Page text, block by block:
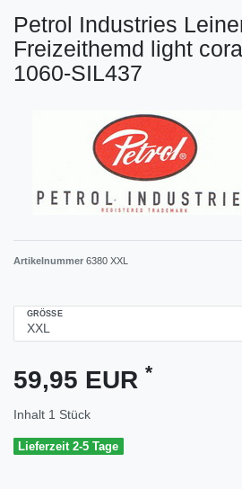
Petrol Industries
Freizeithemd light
1060-SIL437
Artikelnummer 6380 XXL
GRÖSSE
59,95 EUR *
Inhalt 1 Stück
Lieferzeit 2-5 Tage